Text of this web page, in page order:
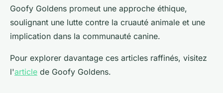
Goofy Goldens promeut une approche éthique,
soulignant une lutte contre la cruauté animale et une
implication dans la communauté canine.
Pour explorer davantage ces articles raffinés, visitez
l'article de Goofy Goldens.